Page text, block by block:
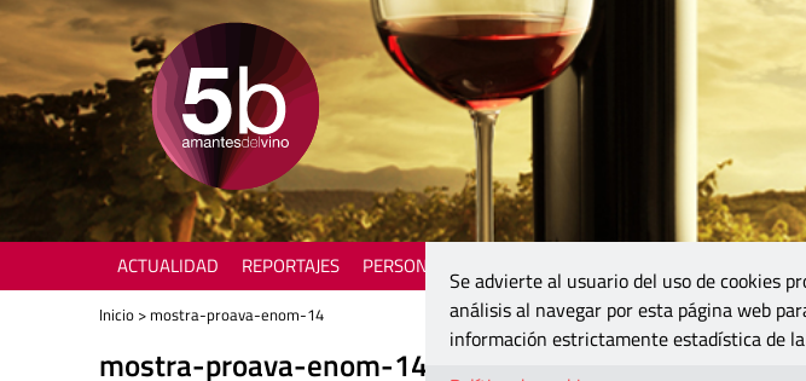
ACTUALIDAD REPORTAJES PERSONAJES
Inicio > mostra-proava-enom-14
mostra-proava-enom-14
Se advierte al usuario del uso de cookies
análisis al navegar por esta página web
información estrictamente estadística de